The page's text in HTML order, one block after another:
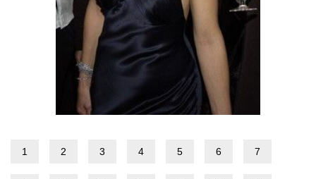
1 2 3 4 5 6 7